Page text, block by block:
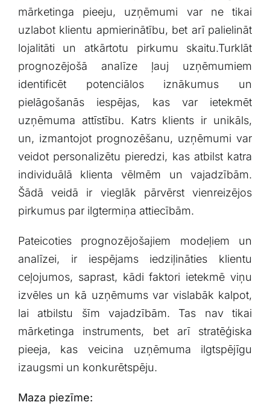
⁤mārketinga ​pieeju, uzņēmumi var ‍ne tikai
uzlabot klientu apmierinātību, bet ⁣arī palielināt
lojalitāti un atkārtotu pirkumu skaitu.Turklāt
prognozējošā analīze ļauj uzņēmumiem
identificēt potenciālos iznākumus un
pielāgošanās iespējas, kas var ietekmēt
uzņēmuma ​attīstību. Katrs klients ir unikāls,
un, izmantojot prognozēšanu, uzņēmumi var
veidot personalizētu pieredzi, kas atbilst katra
individuālā klienta vēlmēm un vajadzībām.
Šādā veidā ir vieglāk pārvērst‍ vienreizējos
pirkumus par ⁤ilgtermiņa attiecībām.
Pateicoties prognozējošajiem modeļiem‌ un
analīzei, ir iespējams iedziļināties klientu
ceļojumos, saprast, kādi faktori ietekmē viņu
izvēles un⁣ kā uzņēmums var vislabāk kalpot,
lai atbilstu šīm vajadzībām. Tas‌ nav tikai
mārketinga instruments, bet arī⁤ stratēģiska
pieeja, kas veicina​ uzņēmuma ilgtspējīgu
izaugsmi un konkurētspēju.
Maza piezīme: